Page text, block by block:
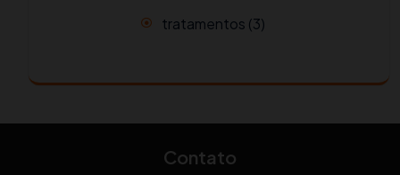
tratamentos (3)
Contato